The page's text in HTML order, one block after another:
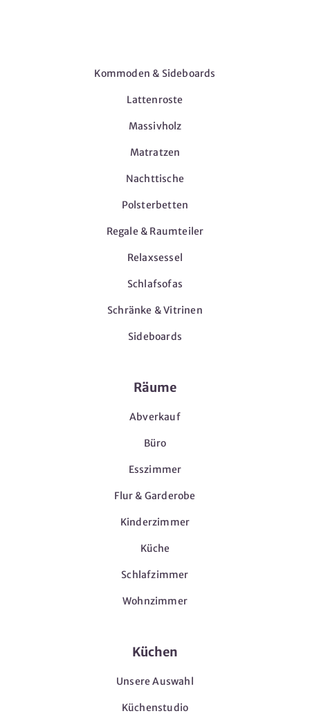
Kommoden & Sideboards
Lattenroste
Massivholz
Matratzen
Nachttische
Polsterbetten
Regale & Raumteiler
Relaxsessel
Schlafsofas
Schränke & Vitrinen
Sideboards
Räume
Abverkauf
Büro
Esszimmer
Flur & Garderobe
Kinderzimmer
Küche
Schlafzimmer
Wohnzimmer
Küchen
Unsere Auswahl
Küchenstudio